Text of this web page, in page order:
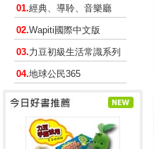
01.經典、導聆、音樂廳
02.Wapiti國際中文版
03.力豆初級生活常識系列
04.地球公民365